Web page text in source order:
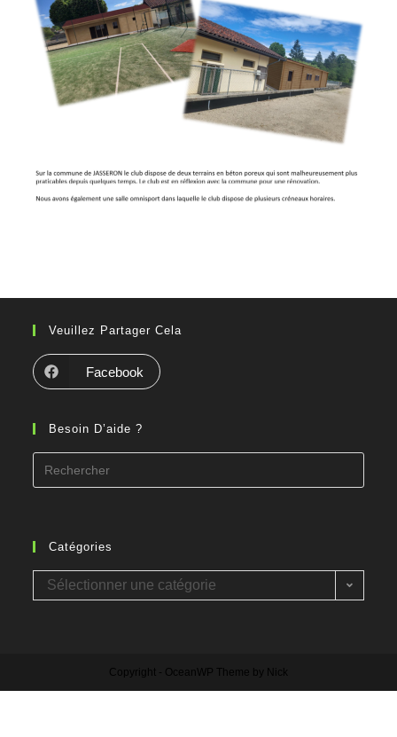
Veuillez Partager Cela
Facebook
Besoin D’aide ?
Catégories
Sélectionner une catégorie
Copyright - OceanWP Theme by Nick